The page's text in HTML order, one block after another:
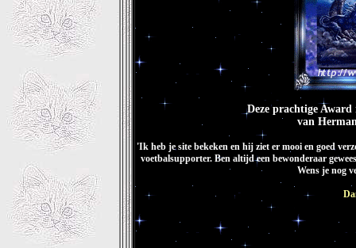
Deze prachtige
van
'Ik heb je site bekeken en hij ziet er mooi en goed
voetbalsupporter. Ben altijd een bewonderaar
Wens je nog